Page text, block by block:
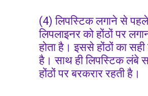
(4) लिपस्टिक लगाने से
लिपलाइनर को होंठों पर
होता है। इससे होंठों का
है। साथ ही लिपस्टिक लंबे
होंठों पर बरकरार रहती है।